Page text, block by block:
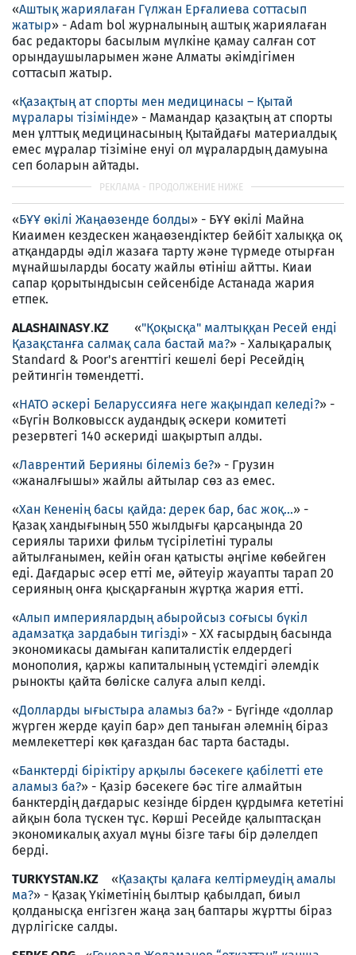
«Аштық жариялаған Гүлжан Ерғалиева соттасып
жатыр» - Adam bol журналының аштық жариялаған
бас редакторы басылым мүлкіне қамау салған сот
орындаушыларымен және Алматы әкімдігімен
соттасып жатыр.
«Қазақтың ат спорты мен медицинасы – Қытай
мұралары тізімінде» - Мамандар қазақтың ат спорты
мен ұлттық медицинасының Қытайдағы материалдық
емес мұралар тізіміне енуі ол мұралардың дамуына
сеп боларын айтады.
«БҰҰ өкілі Жаңаөзенде болды» - БҰҰ өкілі Майна
Киаимен кездескен жаңаөзендіктер бейбіт халыққа оқ
атқандарды әділ жазаға тарту және түрмеде отырған
мұнайшыларды босату жайлы өтініш айтты. Киаи
сапар қорытындысын сейсенбіде Астанада жария
етпек.
ALASHAINASY.KZ «"Қоқысқа" малтыққан Ресей енді
Қазақстанға салмақ сала бастай ма?» - Халықаралық
Standard & Poor's агенттігі кешелі бері Ресейдің
рейтингін төмендетті.
«НАТО әскері Беларуссияға неге жақындап келеді?» -
«Бүгін Волковысск аудандық әскери комитеті
резервтегі 140 әскериді шақыртып алды.
«Лаврентий Берияны білеміз бе?» - Грузин
«жаналғышы» жайлы айтылар сөз аз емес.
«Хан Кененің басы қайда: дерек бар, бас жоқ...» -
Қазақ хандығының 550 жылдығы қарсаңында 20
сериялы тарихи фильм түсірілетіні туралы
айтылғанымен, кейін оған қатысты әңгіме көбейген
еді. Дағдарыс әсер етті ме, әйтеуір жауапты тарап 20
серияның онға қысқарғанын жұртқа жария етті.
«Алып империялардың абыройсыз соғысы бүкіл
адамзатқа зардабын тигізді» - ХХ ғасырдың басында
экономикасы дамыған капиталистік елдердегі
монополия, қаржы капиталының үстемдігі әлемдік
рынокты қайта бөліске салуға алып келді.
«Долларды ығыстыра аламыз ба?» - Бүгінде «доллар
жүрген жерде қауіп бар» деп таныған әлемнің біраз
мемлекеттері көк қағаздан бас тарта бастады.
«Банктерді біріктіру арқылы бәсекеге қабілетті ете
аламыз ба?» - Қазір бәсекеге бәс тіге алмайтын
банктердің дағдарыс кезінде бірден құрдымға кететіні
айқын бола түскен тұс. Көрші Ресейде қалыптасқан
экономикалық ахуал мұны бізге тағы бір дәлелдеп
берді.
TURKYSTAN.KZ «Қазақты қалаға келтірмеудің амалы
ма?» - Қазақ Үкіметінің былтыр қабылдап, биыл
қолданысқа енгізген жаңа заң баптары жұртты біраз
дүрлігіске салды.